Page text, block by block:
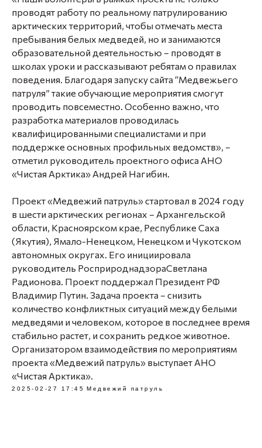
проводят работу по реальному патрулированию
арктических территорий, чтобы отмечать места
пребывания белых медведей, но и занимаются
образовательной деятельностью – проводят в
школах уроки и рассказывают ребятам о правилах
поведения. Благодаря запуску сайта “Медвежьего
патруля” такие обучающие мероприятия смогут
проводить повсеместно. Особенно важно, что
разработка материалов проводилась
квалифицированными специалистами и при
поддержке основных профильных ведомств», –
отметил руководитель проектного офиса АНО
«Чистая Арктика» Андрей Нагибин.
Проект «Медвежий патруль» стартовал в 2024 году
в шести арктических регионах – Архангельской
области, Красноярском крае, Республике Саха
(Якутия), Ямало-Ненецком, Ненецком и Чукотском
автономных округах. Его инициировала
руководитель РосприроднадзораСветлана
Радионова. Проект поддержал Президент РФ
Владимир Путин. Задача проекта – снизить
количество конфликтных ситуаций между белыми
медведями и человеком, которое в последнее время
стабильно растет, и сохранить редкое животное.
Организатором взаимодействия по мероприятиям
проекта «Медвежий патруль» выступает АНО
«Чистая Арктика».
2025-02-27 17:45 Медвежий патруль